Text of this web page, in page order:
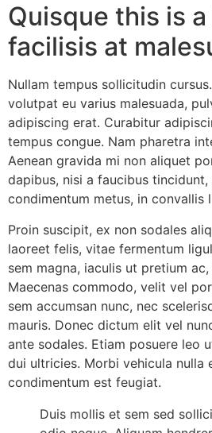
Quisque this is
facilisis at
Nullam tempus sollicitudin
volutpat eu varius malesuada,
adipiscing erat. Curabitur
tempus congue. Nam pharetra
Aenean gravida mi non aliquet
dapibus, nisi a faucibus
condimentum metus, in convallis
Proin suscipit, ex non sodales
laoreet felis, vitae fermentum
sem magna, iaculis ut pretium
Maecenas commodo, velit vel
sem accumsan nunc, nec
mauris. Donec dictum elit vel
ante sodales. Etiam posuere leo
dui ultricies. Morbi vehicula nulla
condimentum est feugiat.
Duis mollis et sem sed